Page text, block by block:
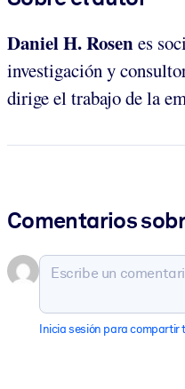
Daniel H. Rosenes
investigación y
dirige el trabajo de la
Comentarios
Inicia sesión para compartir